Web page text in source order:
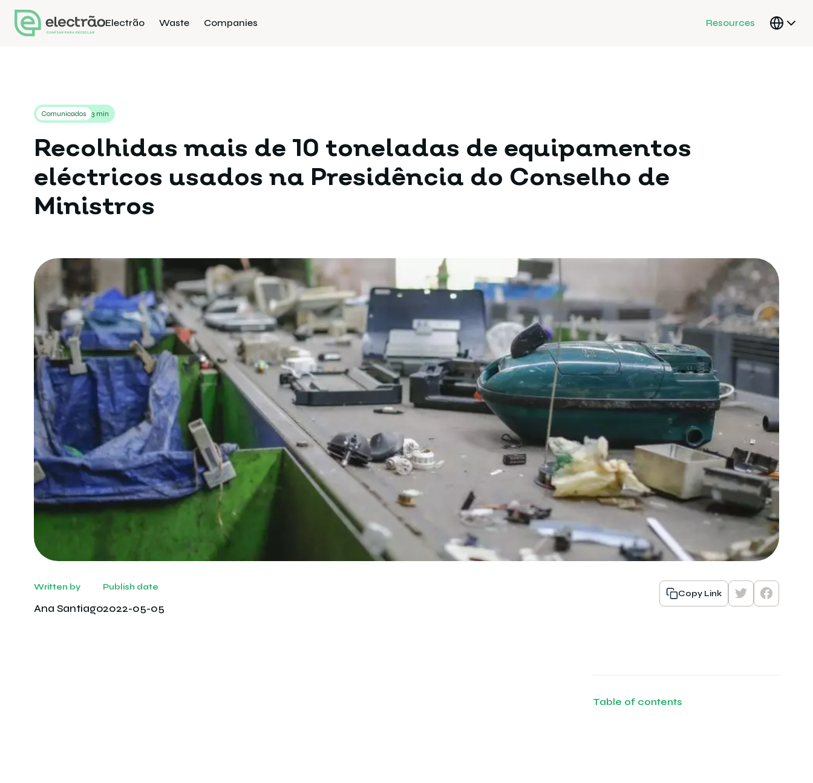
Electrão Waste Companies Resources
Comunicados 3 min
Recolhidas mais de 10 toneladas de equipamentos
eléctricos usados na Presidência do Conselho de
Ministros
Written by
Ana Santiago
Publish date
2022-05-05
Copy Link
Table of contents